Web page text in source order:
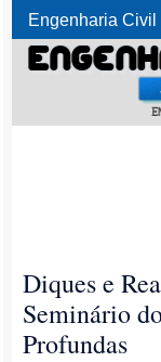
Engenharia Civil
Diques e
Seminário
Profundas